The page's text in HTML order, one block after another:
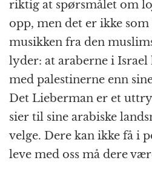
riktig at spørsmålet om
opp, men det er ikke som
musikken fra den
lyder: at araberne i
med palestinerne enn
Det Lieberman er et
sier til sine arabiske
velge. Dere kan ikke få i
leve med oss må dere